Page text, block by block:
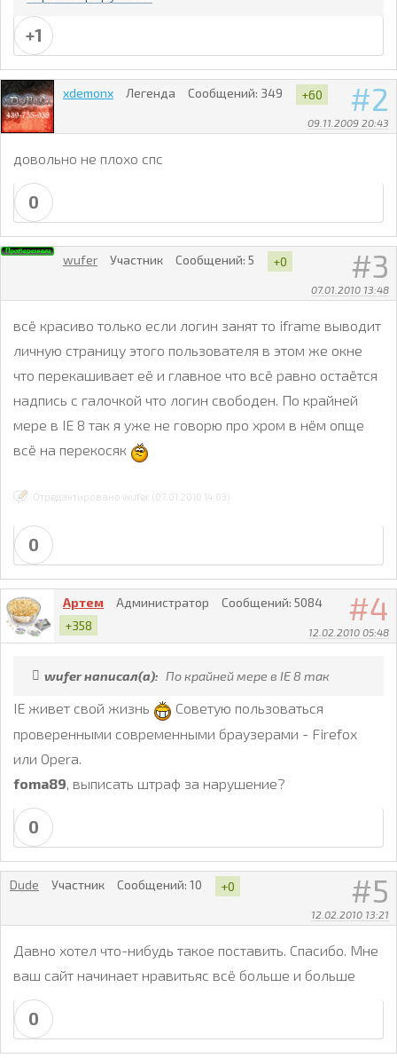
+1
2
09.11.2009 20:43
xdemonx Легенда Сообщений: 349 +60
довольно не плохо спс
0
3
07.01.2010 13:48
wufer Участник Сообщений: 5 +0
всё красиво только если логин занят то iframe выводит
личную страницу этого пользователя в этом же окне
что перекашивает её и главное что всё равно остаётся
надпись с галочкой что логин свободен. По крайней
мере в IE 8 так я уже не говорю про хром в нём опще
всё на перекосяк
Отредактировано wufer (07.01.2010 14:03)
0
4
12.02.2010 05:48
Артем Администратор Сообщений: 5084
+358
wufer написал(а): По крайней мере в IE 8 так
IE живет свой жизнь
Советую пользоваться
проверенными современными браузерами - Firefox
или Opera.
foma89, выписать штраф за нарушение?
0
5
12.02.2010 13:21
Dude Участник Сообщений: 10 +0
Давно хотел что-нибудь такое поставить. Спасибо. Мне
ваш сайт начинает нравитьяс всё больше и больше
0